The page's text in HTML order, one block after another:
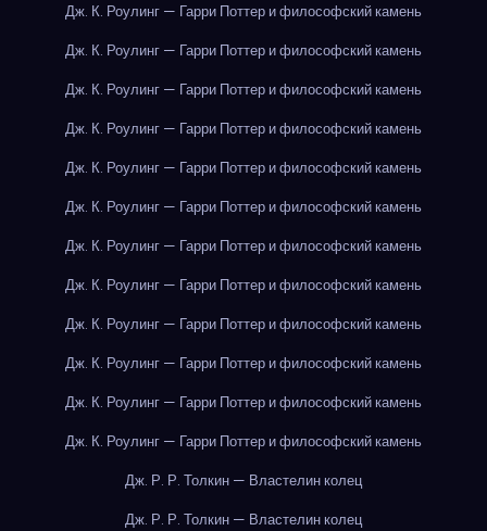
Дж. К. Роулинг — Гарри Поттер и философский камень
Дж. К. Роулинг — Гарри Поттер и философский камень
Дж. К. Роулинг — Гарри Поттер и философский камень
Дж. К. Роулинг — Гарри Поттер и философский камень
Дж. К. Роулинг — Гарри Поттер и философский камень
Дж. К. Роулинг — Гарри Поттер и философский камень
Дж. К. Роулинг — Гарри Поттер и философский камень
Дж. К. Роулинг — Гарри Поттер и философский камень
Дж. К. Роулинг — Гарри Поттер и философский камень
Дж. К. Роулинг — Гарри Поттер и философский камень
Дж. К. Роулинг — Гарри Поттер и философский камень
Дж. К. Роулинг — Гарри Поттер и философский камень
Дж. Р. Р. Толкин — Властелин колец
Дж. Р. Р. Толкин — Властелин колец